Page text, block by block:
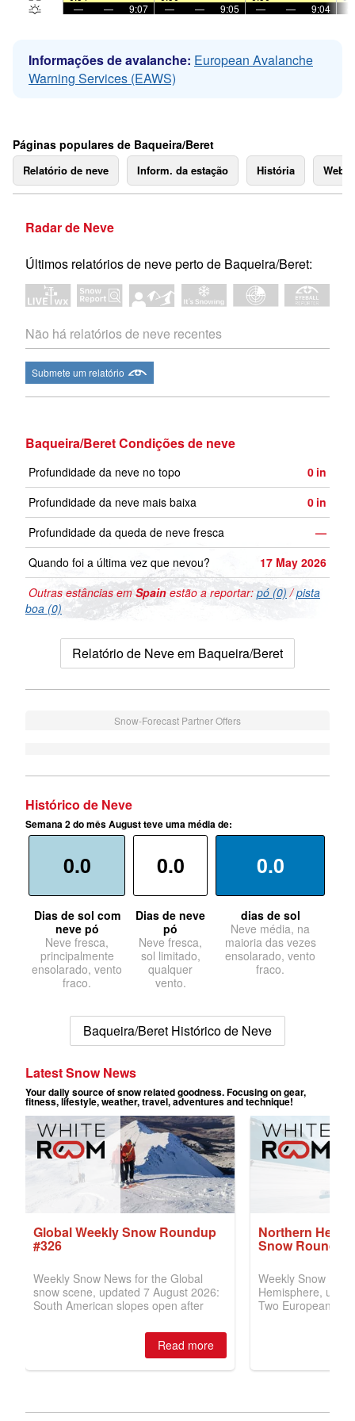
—
— 9:07 — — 9:05 — — 9:04
Informações de avalanche: European Avalanche
Warning Services (EAWS)
Páginas populares de Baqueira/Beret
Relatório de neve Inform. da estação História
Radar de Neve
Últimos relatórios de neve perto de Baqueira/Beret:
Não há relatórios de neve recentes
Submete um relatório
Baqueira/Beret Condições de neve
Profundidade da neve no topo 0 in
Profundidade da neve mais baixa
0 in
Profundidade da queda de neve fresca
—
Quando foi a última vez que nevou?
17 May 2026
Outras estâncias emSpain estão a reportar: pó (0) /pista
boa (0)
Relatório de Neve em Baqueira/Beret
Snow-Forecast Partner Offers
Histórico de Neve
Semana 2 do mês August teve uma média de:
0.0
Dias de sol com
neve pó
Neve fresca,
principalmente
ensolarado, vento
fraco.
0.0
Dias de neve
pó
Neve fresca,
sol limitado,
qualquer
vento.
0.0
dias de sol
Neve média, na
maioria das vezes
ensolarado, vento
fraco.
Baqueira/Beret Histórico de Neve